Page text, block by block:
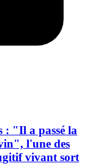
: "Il a passé la
l'une des
vivant sort